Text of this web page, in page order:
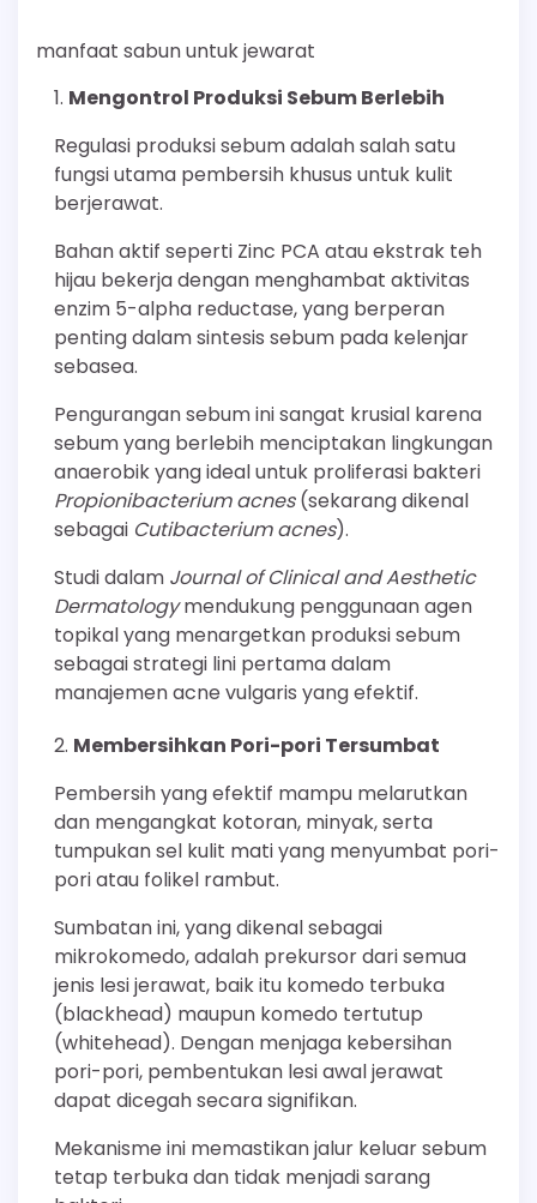
manfaat sabun untuk jewarat
Mengontrol Produksi Sebum Berlebih
Regulasi produksi sebum adalah salah satu
fungsi utama pembersih khusus untuk kulit
berjerawat.
Bahan aktif seperti Zinc PCA atau ekstrak teh
hijau bekerja dengan menghambat aktivitas
enzim 5-alpha reductase, yang berperan
penting dalam sintesis sebum pada kelenjar
sebasea.
Pengurangan sebum ini sangat krusial karena
sebum yang berlebih menciptakan lingkungan
anaerobik yang ideal untuk proliferasi bakteri
Propionibacterium acnes(sekarang dikenal
sebagai Cutibacterium acnes).
Studi dalam Journal of Clinical and Aesthetic
Dermatologymendukung penggunaan agen
topikal yang menargetkan produksi sebum
sebagai strategi lini pertama dalam
manajemen acne vulgaris yang efektif.
Membersihkan Pori-pori Tersumbat
Pembersih yang efektif mampu melarutkan
dan mengangkat kotoran, minyak, serta
tumpukan sel kulit mati yang menyumbat pori-
pori atau folikel rambut.
Sumbatan ini, yang dikenal sebagai
mikrokomedo, adalah prekursor dari semua
jenis lesi jerawat, baik itu komedo terbuka
(blackhead) maupun komedo tertutup
(whitehead). Dengan menjaga kebersihan
pori-pori, pembentukan lesi awal jerawat
dapat dicegah secara signifikan.
Mekanisme ini memastikan jalur keluar sebum
tetap terbuka dan tidak menjadi sarang